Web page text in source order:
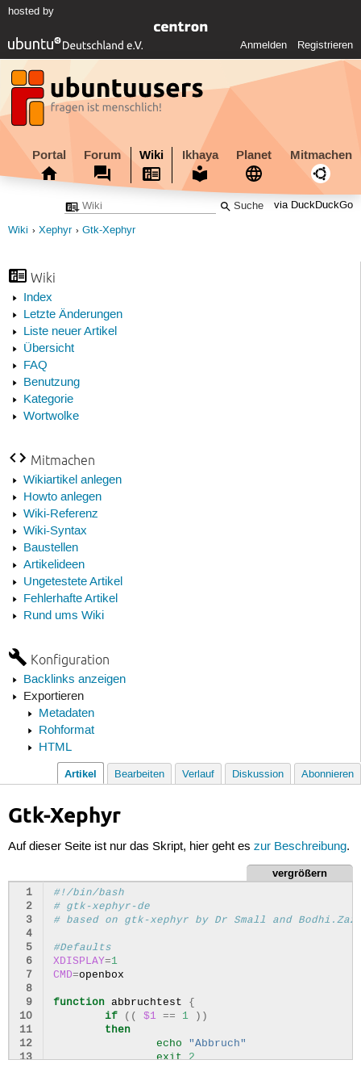
hosted by
Anmelden Registrieren
Portal Forum Wiki Ikhaya Planet Mitmachen
via DuckDuckGo
Wiki Xephyr Gtk-Xephyr
Wiki
Index
Letzte Änderungen
Liste neuer Artikel
Übersicht
FAQ
Benutzung
Kategorie
Wortwolke
Mitmachen
Wikiartikel anlegen
Howto anlegen
Wiki-Referenz
Wiki-Syntax
Baustellen
Artikelideen
Ungetestete Artikel
Fehlerhafte Artikel
Rund ums Wiki
Konfiguration
Backlinks anzeigen
Exportieren
Metadaten
Rohformat
HTML
Artikel Bearbeiten Verlauf Diskussion Abonnieren
Gtk-Xephyr
Auf dieser Seite ist nur das Skript, hier geht es zur Beschreibung.
vergrößern
1
2
3
4
5
6
7
8
9
10
11
12
13
#!/bin/bash
# gtk-xephyr-de
# based on gtk-xephyr by Dr Small and
#Defaults
XDISPLAY=1
CMD=openbox
function abbruchtest
{
if
(( $1 == 1
))
then
echo
"Abbruch"
exit 2